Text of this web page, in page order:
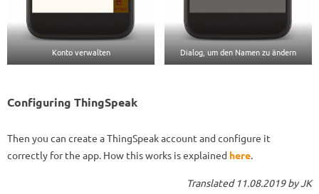
Konto verwalten Dialog, um den Namen zu ändern
Configuring ThingSpeak
Then you can create a ThingSpeak account and configure it
correctly for the app. How this works is explained here.
Translated 11.08.2019 by JK